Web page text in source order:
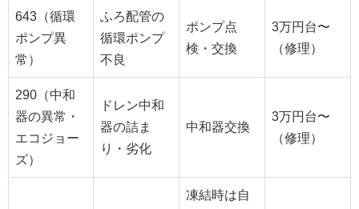
643（循環
ポンプ異
常）
ふろ配管の
循環ポンプ
不良
ポンプ点
検・交換
3万円台〜
（修理）
290（中和
器の異常・
エコジョー
ズ）
ドレン中和
器の詰ま
り・劣化
中和器交換
3万円台〜
（修理）
凍結時は自